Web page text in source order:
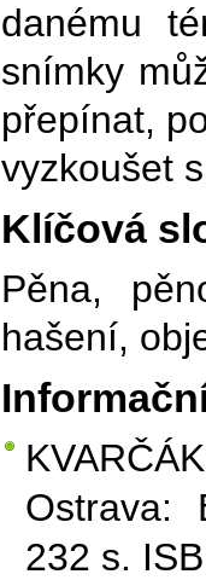
danému
snímky
přepínat,
vyzkoušet
Klíčová
Pěna,
hašení,
Ostrava:
232 s.